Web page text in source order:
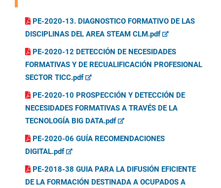
PE-2020-13. DIAGNOSTICO FORMATIVO DE LAS
DISCIPLINAS DEL AREA STEAM CLM.pdf
PE-2020-12 DETECCIÓN DE NECESIDADES
FORMATIVAS Y DE RECUALIFICACIÓN PROFESIONAL
SECTOR TICC.pdf
PE-2020-10 PROSPECCIÓN Y DETECCIÓN DE
NECESIDADES FORMATIVAS A TRAVÉS DE LA
TECNOLOGÍA BIG DATA.pdf
PE-2020-06 GUÍA RECOMENDACIONES
DIGITAL.pdf
PE-2018-38 GUIA PARA LA DIFUSIÓN EFICIENTE
DE LA FORMACIÓN DESTINADA A OCUPADOS A